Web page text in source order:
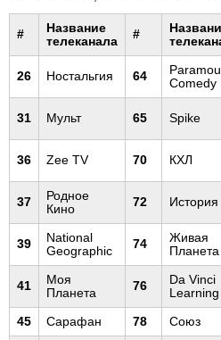
#
Название
телеканала
#
26 Ностальгия 64
Comedy
31 Мульт 65 Spike
36 Zee TV 70 КХЛ
37
Родное
Кино
72 История
39
National
Geographic
74
Живая
Планета
41
Моя
Планета
76
Da Vinci
Learning
45 Сарафан 78 Союз